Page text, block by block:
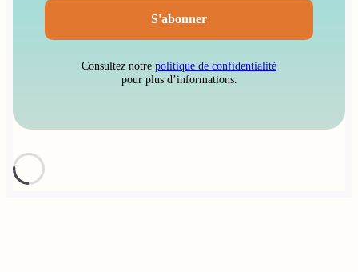
Consultez notre politique de confidentialité
pour plus d’informations.